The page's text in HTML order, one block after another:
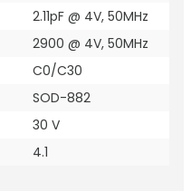
2.11pF @ 4V, 50MHz
2900 @ 4V, 50MHz
C0/C30
SOD-882
30 V
4.1